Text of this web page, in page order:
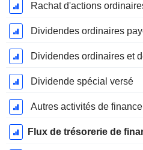
Rachat d'actions
Dividendes ordinaires
Dividendes ordinaires et
Dividende spécial versé
Autres activités de
Flux de trésorerie de